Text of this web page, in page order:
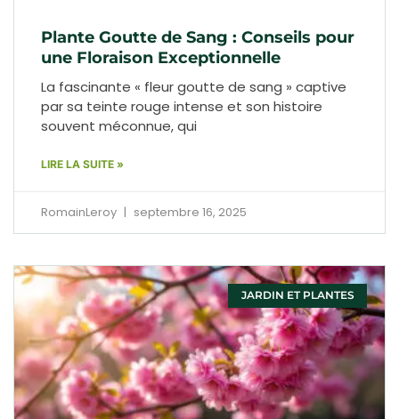
Plante Goutte de Sang : Conseils pour
une Floraison Exceptionnelle
La fascinante « fleur goutte de sang » captive
par sa teinte rouge intense et son histoire
souvent méconnue, qui
LIRE LA SUITE »
RomainLeroy septembre 16, 2025
JARDIN ET PLANTES